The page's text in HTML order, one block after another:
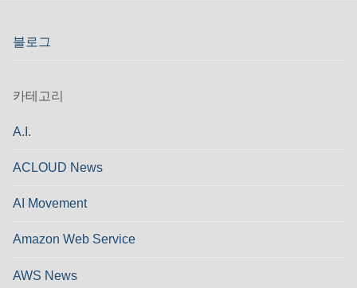
블로그
카테고리
A.I.
ACLOUD News
AI Movement
Amazon Web Service
AWS News